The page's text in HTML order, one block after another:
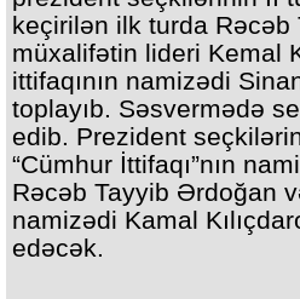
keçirilən ilk turda
müxalifətin lideri Kemal
ittifaqının namizədi
toplayıb. Səsvermədə
edib. Prezident
“Cümhur İttifaqı”nın
Rəcəb Tayyib Ərdoğan
namizədi Kamal
edəcək.